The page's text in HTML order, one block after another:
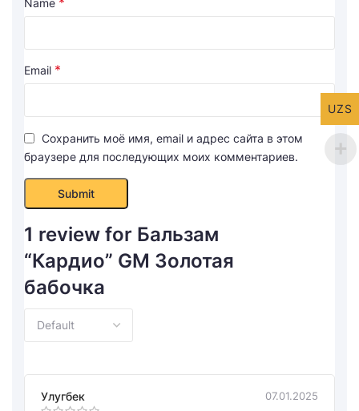
1 review for Бальзам
“Кардио” GM Золотая
бабочка
Улугбек 07.01.2025
Email *
Сохранить моё имя, email и адрес сайта в этом
браузере для последующих моих комментариев.
UZS